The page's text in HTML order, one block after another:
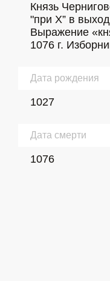
Князь
"при Х” в
Выражение
1076 г.
Дата рождения
1027
Дата смерти
1076